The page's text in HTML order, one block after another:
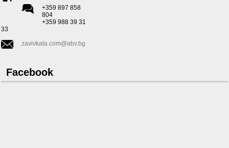
+359 897 858
804
+359 988 39 31
33
zavivkata.com@abv.bg
Facebook